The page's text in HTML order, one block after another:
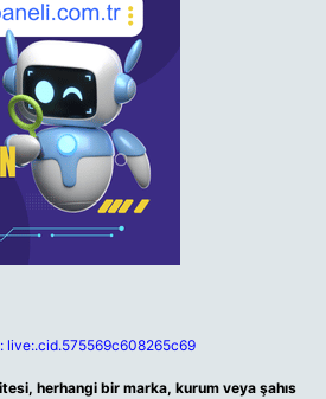
live:.cid.575569c608265c69
herhangi bir marka, kurum veya şahıs